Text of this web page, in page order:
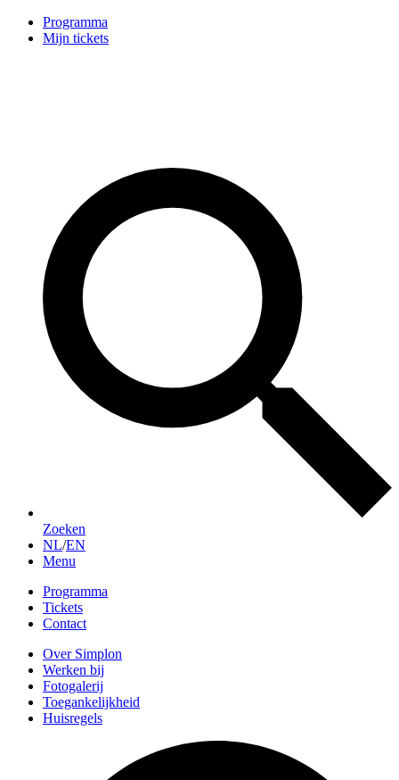
Programma
Mijn tickets
Zoeken
NL/EN
Menu
Programma
Tickets
Contact
Over Simplon
Werken bij
Fotogalerij
Toegankelijkheid
Huisregels